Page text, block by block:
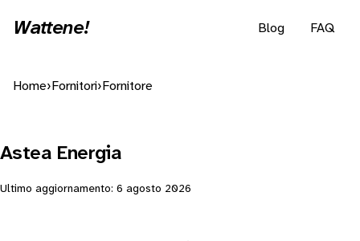
Wattene! Blog FAQ
Home› Fornitori› Fornitore
Astea Energia
Ultimo aggiornamento: 6 agosto 2026